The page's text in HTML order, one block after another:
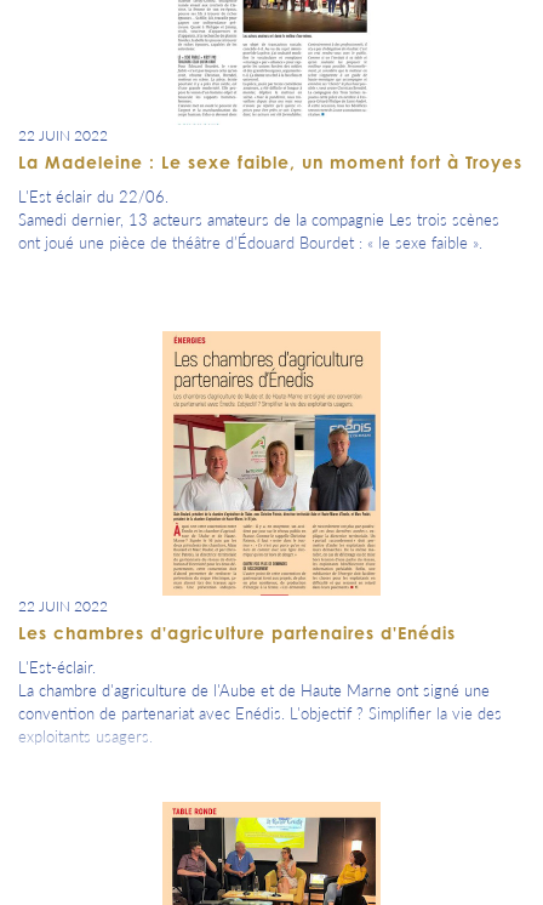
22 JUIN 2022
La Madeleine : Le sexe faible, un moment fort à Troyes
L'Est éclair du 22/06.
Samedi dernier, 13 acteurs amateurs de la compagnie Les trois scènes
ont joué une pièce de théâtre d’Édouard Bourdet : « le sexe faible ».
22 JUIN 2022
Les chambres d'agriculture partenaires d'Enédis
L'Est-éclair.
La chambre d'agriculture de l'Aube et de Haute Marne ont signé une
convention de partenariat avec Enédis. L'objectif ? Simplifier la vie des
exploitants usagers.